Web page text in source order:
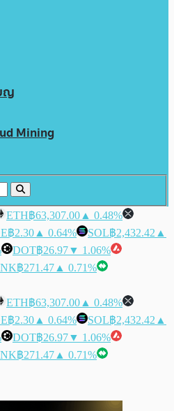
ญ
Mining
ETH฿63,307.00 ▲ 0.48%
฿2.30 ▲ 0.64% SOL฿2,432.42 ▲
DOT฿26.97▼ 1.06%
฿271.47 ▲ 0.71%
ETH฿63,307.00 ▲ 0.48%
฿2.30 ▲ 0.64% SOL฿2,432.42 ▲
DOT฿26.97▼ 1.06%
฿271.47 ▲ 0.71%